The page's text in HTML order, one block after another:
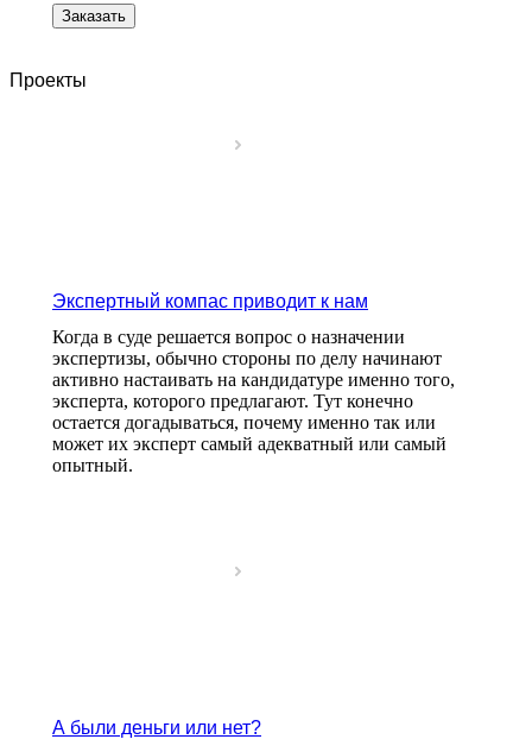
Заказать
Проекты
Экспертный компас приводит к нам
Когда в суде решается вопрос о назначении
экспертизы, обычно стороны по делу начинают
активно настаивать на кандидатуре именно того,
эксперта, которого предлагают. Тут конечно
остается догадываться, почему именно так или
может их эксперт самый адекватный или самый
опытный.
А были деньги или нет?